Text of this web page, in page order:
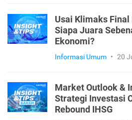
Usai Klimaks
Siapa Juara
Ekonomi?
Informasi Umum • 20
Market Outlook &
Strategi Investasi
Rebound IHSG